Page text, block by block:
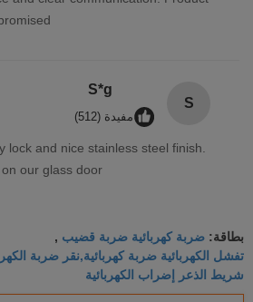
S
S*g
مفيدة (512)
lock and nice stainless steel finish.
our glass door.
بطاقة: ضربة كهربائية ضربة قضيب ,
تفشل الكهربائية ضربة كهربائية,نقر ضربة
شريط الذعر إضراب الكهربائية